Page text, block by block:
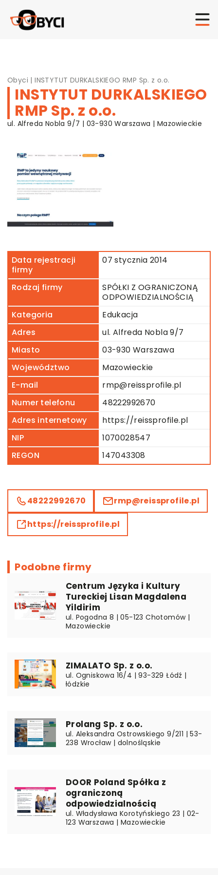
Obyci |INSTYTUT DURKALSKIEGO RMP Sp. z o.o.
INSTYTUT DURKALSKIEGO
RMP Sp. z o.o.
ul. Alfreda Nobla 9/7 | 03-930 Warszawa | Mazowieckie
Data rejestracji
firmy
07 stycznia 2014
Rodzaj firmy
SPÓŁKI Z OGRANICZONĄ
ODPOWIEDZIALNOŚCIĄ
Kategoria
Edukacja
Adres
ul. Alfreda Nobla 9/7
Miasto
03-930 Warszawa
Województwo
Mazowieckie
E-mail
rmp@reissprofile.pl
Numer telefonu
48222992670
Adres internetowy
https://reissprofile.pl
NIP
1070028547
REGON
147043308
48222992670 rmp@reissprofile.pl
https://reissprofile.pl
Podobne firmy
Centrum Języka i Kultury
Tureckiej Lisan Magdalena
Yildirim
ul. Pogodna 8 | 05-123 Chotomów |
Mazowieckie
ZIMALATO Sp. z o.o.
ul. Ogniskowa 16/4 | 93-329 Łódź |
łódzkie
Prolang Sp. z o.o.
ul. Aleksandra Ostrowskiego 9/211 | 53-
238 Wrocław | dolnośląskie
DOOR Poland Spółka z
ograniczoną
odpowiedzialnością
ul. Władysława Korotyńskiego 23 | 02-
123 Warszawa | Mazowieckie